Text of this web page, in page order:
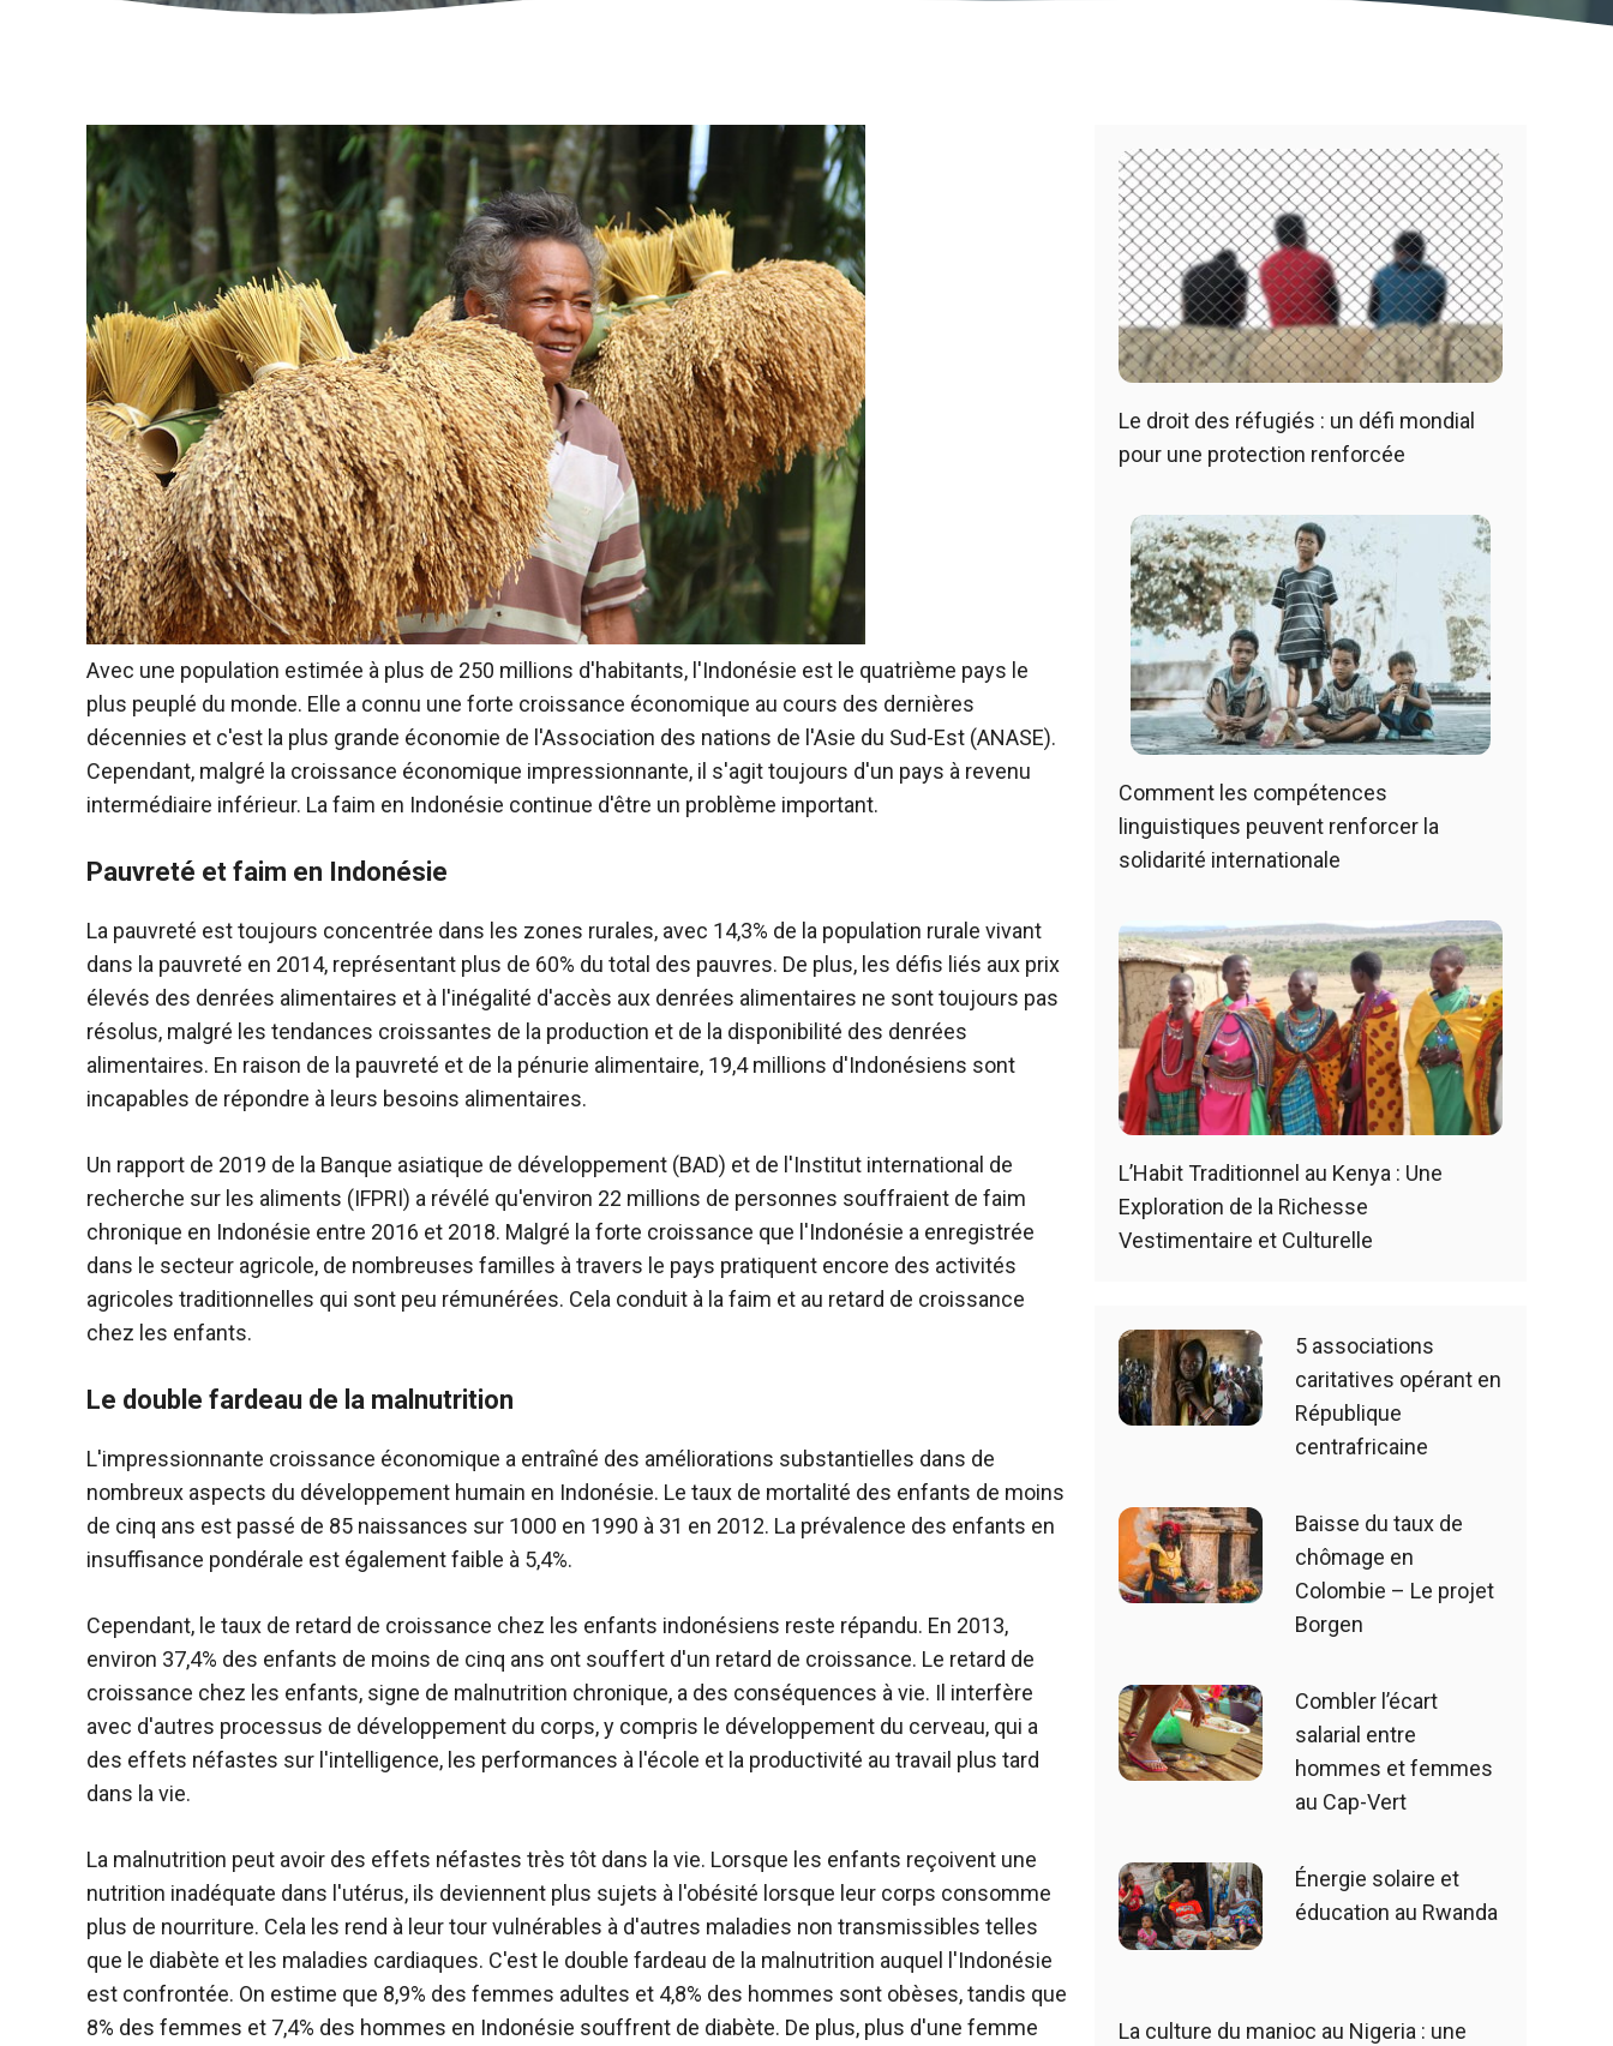
Avec une population estimée à plus de 250 millions d'habitants, l'Indonésie est le quatrième pays le
plus peuplé du monde. Elle a connu une forte croissance économique au cours des dernières
décennies et c'est la plus grande économie de l'Association des nations de l'Asie du Sud-Est (ANASE).
Cependant, malgré la croissance économique impressionnante, il s'agit toujours d'un pays à revenu
intermédiaire inférieur. La faim en Indonésie continue d'être un problème important.
Pauvreté et faim en Indonésie
La pauvreté est toujours concentrée dans les zones rurales, avec 14,3% de la population rurale vivant
dans la pauvreté en 2014, représentant plus de 60% du total des pauvres. De plus, les défis liés aux prix
élevés des denrées alimentaires et à l'inégalité d'accès aux denrées alimentaires ne sont toujours pas
résolus, malgré les tendances croissantes de la production et de la disponibilité des denrées
alimentaires. En raison de la pauvreté et de la pénurie alimentaire, 19,4 millions d'Indonésiens sont
incapables de répondre à leurs besoins alimentaires.
Un rapport de 2019 de la Banque asiatique de développement (BAD) et de l'Institut international de
recherche sur les aliments (IFPRI) a révélé qu'environ 22 millions de personnes souffraient de faim
chronique en Indonésie entre 2016 et 2018. Malgré la forte croissance que l'Indonésie a enregistrée
dans le secteur agricole, de nombreuses familles à travers le pays pratiquent encore des activités
agricoles traditionnelles qui sont peu rémunérées. Cela conduit à la faim et au retard de croissance
chez les enfants.
Le double fardeau de la malnutrition
L'impressionnante croissance économique a entraîné des améliorations substantielles dans de
nombreux aspects du développement humain en Indonésie. Le taux de mortalité des enfants de moins
de cinq ans est passé de 85 naissances sur 1000 en 1990 à 31 en 2012. La prévalence des enfants en
insuffisance pondérale est également faible à 5,4%.
Cependant, le taux de retard de croissance chez les enfants indonésiens reste répandu. En 2013,
environ 37,4% des enfants de moins de cinq ans ont souffert d'un retard de croissance. Le retard de
croissance chez les enfants, signe de malnutrition chronique, a des conséquences à vie. Il interfère
avec d'autres processus de développement du corps, y compris le développement du cerveau, qui a
des effets néfastes sur l'intelligence, les performances à l'école et la productivité au travail plus tard
dans la vie.
La malnutrition peut avoir des effets néfastes très tôt dans la vie. Lorsque les enfants reçoivent une
nutrition inadéquate dans l'utérus, ils deviennent plus sujets à l'obésité lorsque leur corps consomme
plus de nourriture. Cela les rend à leur tour vulnérables à d'autres maladies non transmissibles telles
que le diabète et les maladies cardiaques. C'est le double fardeau de la malnutrition auquel l'Indonésie
est confrontée. On estime que 8,9% des femmes adultes et 4,8% des hommes sont obèses, tandis que
8% des femmes et 7,4% des hommes en Indonésie souffrent de diabète. De plus, plus d'une femme
Le droit des réfugiés : un défi mondial
pour une protection renforcée
Comment les compétences
linguistiques peuvent renforcer la
solidarité internationale
L’Habit Traditionnel au Kenya : Une
Exploration de la Richesse
Vestimentaire et Culturelle
5 associations
caritatives opérant en
République
centrafricaine
Baisse du taux de
chômage en
Colombie – Le projet
Borgen
Combler l’écart
salarial entre
hommes et femmes
au Cap-Vert
Énergie solaire et
éducation au Rwanda
La culture du manioc au Nigeria : une